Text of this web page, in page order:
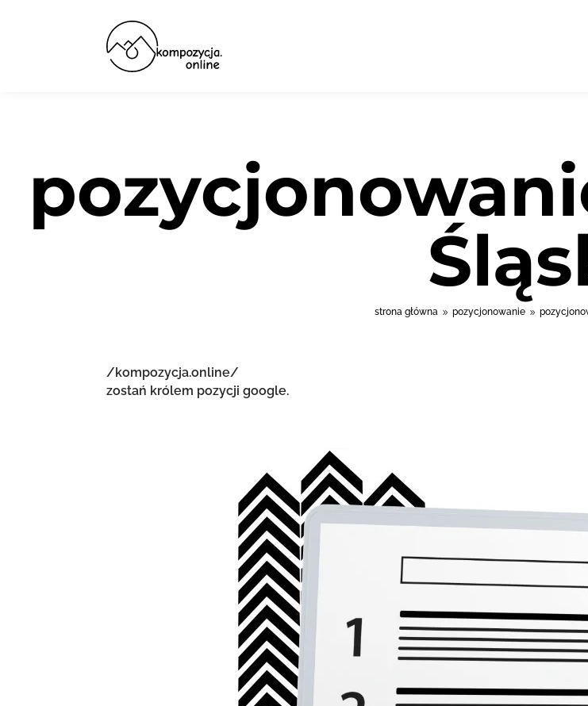
strona główna 9 pozycjonowanie 9
/kompozycja.online/
zostań królem pozycji google.